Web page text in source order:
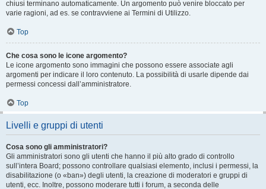
chiusi terminano automaticamente. Un argomento può venire bloccato per
varie ragioni, ad es. se contravviene ai Termini di Utilizzo.
Top
Che cosa sono le icone argomento?
Le icone argomento sono immagini che possono essere associate agli
argomenti per indicare il loro contenuto. La possibilità di usarle dipende dai
permessi concessi dall’amministratore.
Top
Livelli e gruppi di utenti
Cosa sono gli amministratori?
Gli amministratori sono gli utenti che hanno il più alto grado di controllo
sull’intera Board; possono controllare qualsiasi elemento, inclusi i permessi, la
disabilitazione (o «ban») degli utenti, la creazione di moderatori e gruppi di
utenti, ecc. Inoltre, possono moderare tutti i forum, a seconda delle